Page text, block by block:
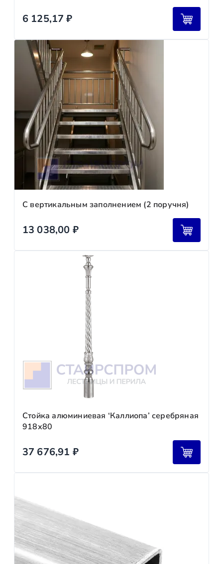
6 125,17₽
С вертикальным заполнением (2 поручня)
13 038,00 ₽
Стойка алюминиевая ‘Каллиопа’ серебряная
918х80
37 676,91 ₽